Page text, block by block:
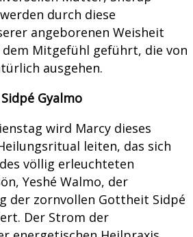
durch diese
angeborenen Weisheit
Mitgefühl geführt, die von
ausgehen.
Gyalmo
wird Marcy dieses
leiten, das sich
völlig erleuchteten
Yeshé Walmo, der
der zornvollen Gottheit Sidpé
Der Strom der